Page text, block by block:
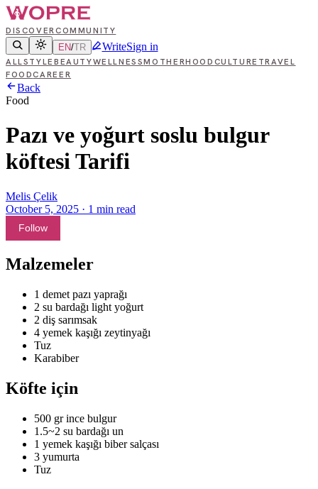
DISCOVERCOMMUNITY
EN/TR WriteSign in
ALLSTYLE BEAUTYWELLNESSMOTHERHOOD CULTURE TRAVEL
FOODCAREER
Back
Food
Pazı ve yoğurt soslu bulgur
köftesi Tarifi
Melis Çelik
October 5, 2025 · 1 min read
Follow
Malzemeler
1 demet pazı yaprağı
2 su bardağı light yoğurt
2 diş sarımsak
4 yemek kaşığı zeytinyağı
Tuz
Karabiber
Köfte için
500 gr ince bulgur
1.5~2 su bardağı un
1 yemek kaşığı biber salçası
3 yumurta
Tuz